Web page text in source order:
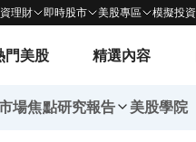
理財 即時股市 美股專區 模擬投資
門美股 精選內容
場焦點研究報告 美股學院